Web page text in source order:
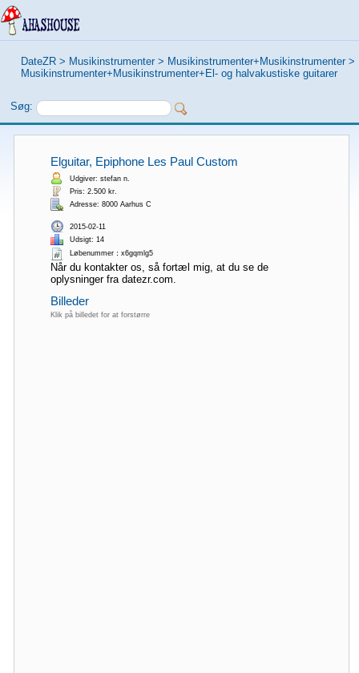
DateZR > Musikinstrumenter > Musikinstrumenter+Musikinstrumenter >
Musikinstrumenter+Musikinstrumenter+El- og halvakustiske guitarer
Søg:
Elguitar, Epiphone Les Paul Custom
Udgiver: stefan n.
Pris: 2.500 kr.
Adresse: 8000 Aarhus C
2015-02-11
Udsigt: 14
Løbenummer：x6gqmlg5
Når du kontakter os, så fortæl mig, at du se de
oplysninger fra datezr.com.
Billeder
Klik på billedet for at forstørre